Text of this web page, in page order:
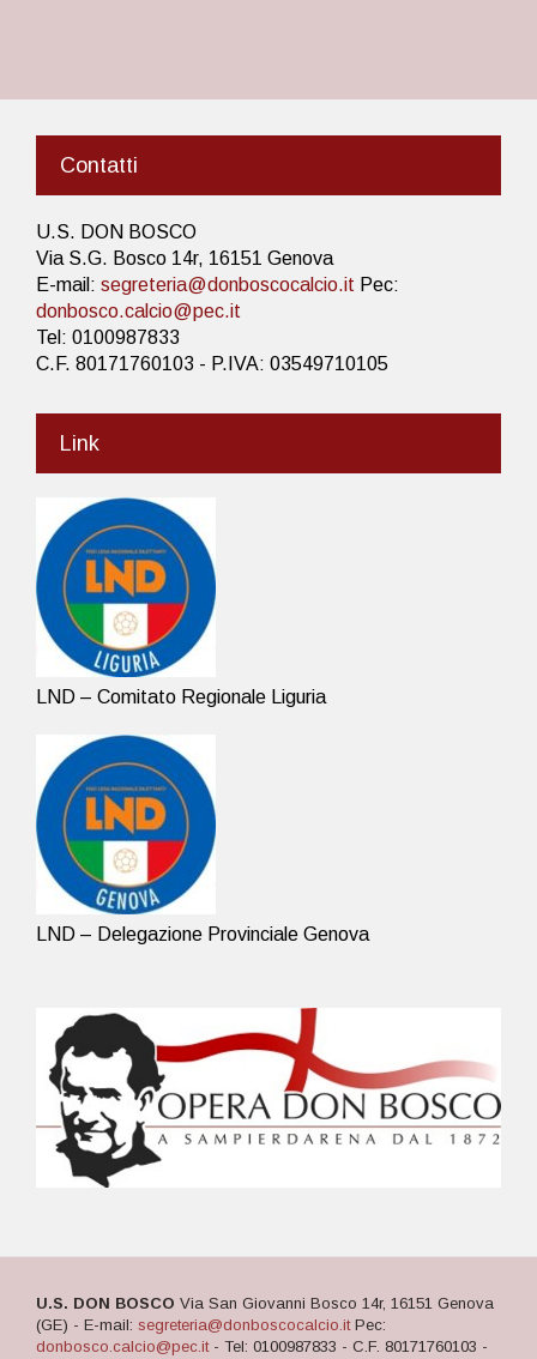
Contatti
U.S. DON BOSCO
Via S.G. Bosco 14r, 16151 Genova
E-mail: segreteria@donboscocalcio.it Pec:
donbosco.calcio@pec.it
Tel: 0100987833
C.F. 80171760103 - P.IVA: 03549710105
Link
LND – Comitato Regionale Liguria
LND – Delegazione Provinciale Genova
U.S. DON BOSCO Via San Giovanni Bosco 14r, 16151 Genova
(GE) - E-mail: segreteria@donboscocalcio.itPec:
donbosco.calcio@pec.it- Tel: 0100987833 - C.F. 80171760103 -